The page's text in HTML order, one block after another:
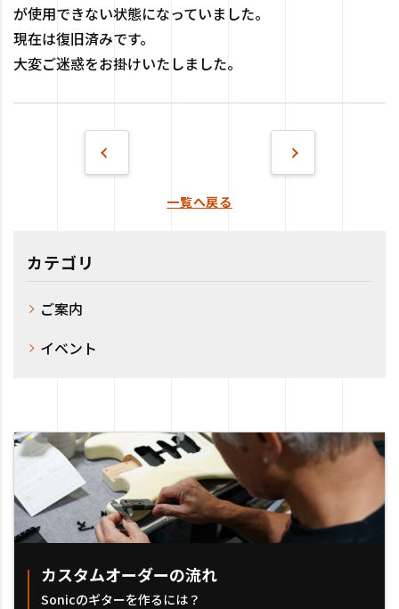
が使用できない状態になっていました。
現在は復旧済みです。
大変ご迷惑をお掛けいたしました。
一覧へ戻る
カテゴリ
ご案内
イベント
カスタムオーダーの流れ
Sonicのギターを作るには？